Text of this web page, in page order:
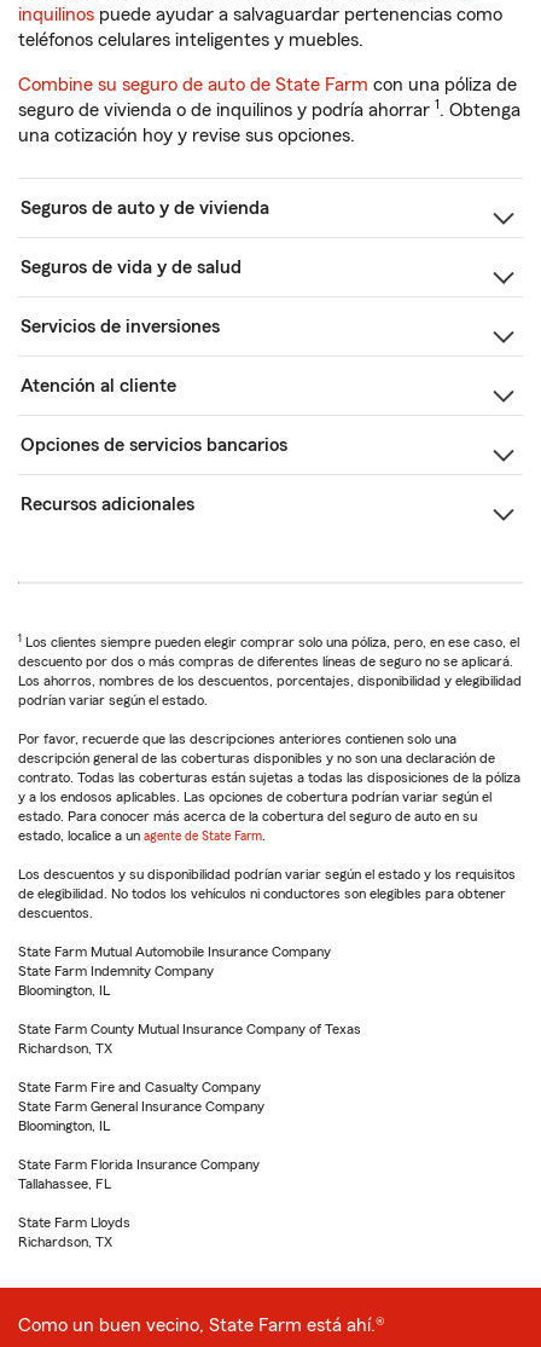
inquilinos puede ayudar a salvaguardar pertenencias como
teléfonos celulares inteligentes y muebles.
Combine su seguro de auto de State Farm con una póliza de
seguro de vivienda o de inquilinos y podría ahorrar 1. Obtenga
una cotización hoy y revise sus opciones.
Seguros de auto y de vivienda
Seguros de vida y de salud
Servicios de inversiones
Atención al cliente
Opciones de servicios bancarios
Recursos adicionales
1 Los clientes siempre pueden elegir comprar solo una póliza, pero, en ese caso, el
descuento por dos o más compras de diferentes líneas de seguro no se aplicará.
Los ahorros, nombres de los descuentos, porcentajes, disponibilidad y elegibilidad
podrían variar según el estado.
Por favor, recuerde que las descripciones anteriores contienen solo una
descripción general de las coberturas disponibles y no son una declaración de
contrato. Todas las coberturas están sujetas a todas las disposiciones de la póliza
y a los endosos aplicables. Las opciones de cobertura podrían variar según el
estado. Para conocer más acerca de la cobertura del seguro de auto en su
estado, localice a un agente de State Farm
Los descuentos y su disponibilidad podrían variar según el estado y los requisitos
de elegibilidad. No todos los vehículos ni conductores son elegibles para obtener
descuentos.
State Farm Mutual Automobile Insurance Company
State Farm Indemnity Company
Bloomington, IL
State Farm County Mutual Insurance Company of Texas
Richardson, TX
State Farm Fire and Casualty Company
State Farm General Insurance Company
Bloomington, IL
State Farm Florida Insurance Company
Tallahassee, FL
State Farm Lloyds
Richardson, TX
Como un buen vecino, State Farm está ahí.®